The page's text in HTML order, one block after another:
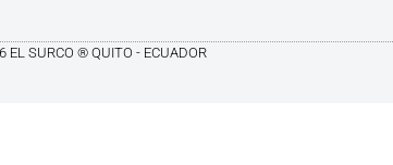
EL SURCO ® QUITO - ECUADOR